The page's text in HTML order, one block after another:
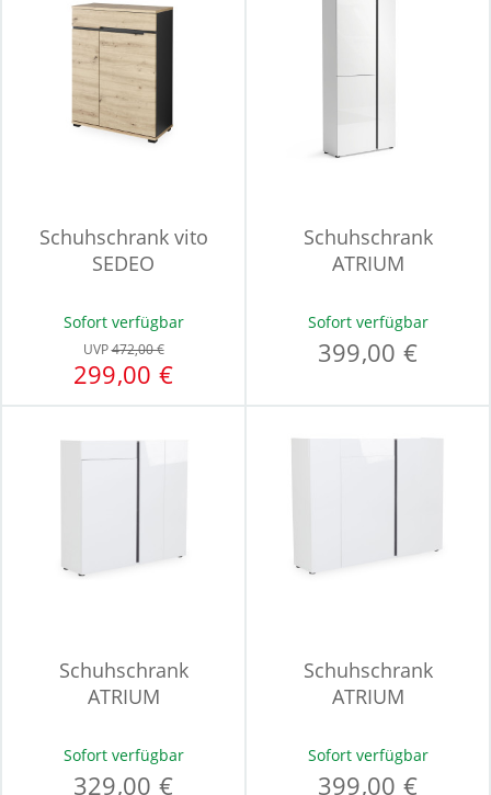
Schuhschrank vito
SEDEO
Sofort verfügbar
UVP472,00 €
299,00 €
Schuhschrank
ATRIUM
Sofort verfügbar
399,00 €
Schuhschrank
ATRIUM
Sofort verfügbar
329,00 €
Schuhschrank
ATRIUM
Sofort verfügbar
399,00 €